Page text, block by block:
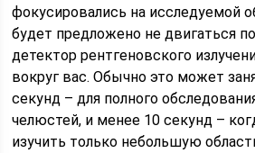
фокусировались на исследуемой
будет предложено не двигаться
детектор рентгеновского
вокруг вас. Обычно это может
секунд – для полного
челюстей, и менее 10 секунд –
изучить только небольшую